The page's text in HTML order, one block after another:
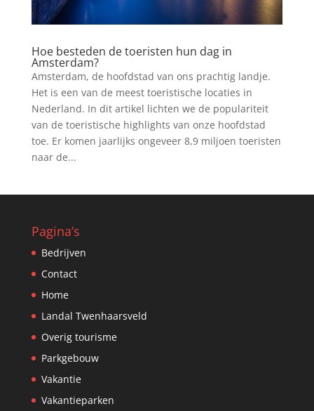
Hoe besteden de toeristen hun dag in
Amsterdam?
Amsterdam, de hoofdstad van ons prachtig landje.
Het is een van de meest toeristische locaties in
Nederland. In dit artikel lichten we de populariteit
van de toeristische highlights van onze hoofdstad
toe. Er komen jaarlijks ongeveer 8,9 miljoen toeristen
naar de...
Pagina’s
Bedrijven
Contact
Home
Landal Twenhaarsveld
Overig tourisme
Parkgebouw
Vakantie
Vakantieparken